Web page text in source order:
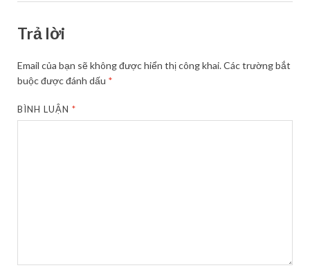
Trả lời
Email của bạn sẽ không được hiển thị công khai.Các trường bắt
buộc được đánh dấu *
BÌNH LUẬN*